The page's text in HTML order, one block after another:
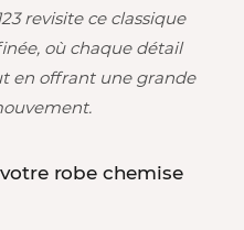
revisite ce classique
où chaque détail
en offrant une grande
robe chemise